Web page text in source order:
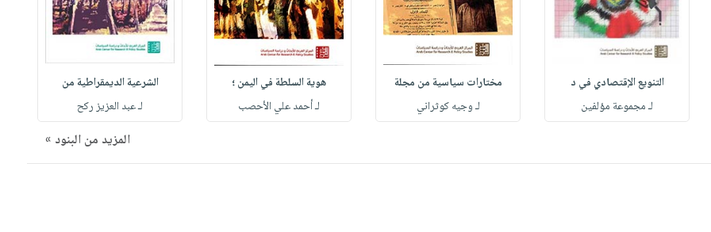
التنويع الإقتصادي في د
لـ مجموعة مؤلفين
مختارات سياسية من مجلة
لـ وجيه كوثراني
هوية السلطة في اليمن ؛
لـ أحمد علي الأحصب
الشرعية الديمقراطية من
لـ عبد العزيز ركح
المزيد من البنود »